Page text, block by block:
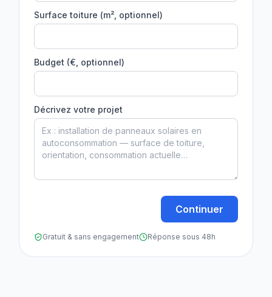
Surface toiture (m², optionnel)
Budget (€, optionnel)
Décrivez votre projet
Continuer
Gratuit & sans engagement Réponse sous 48h